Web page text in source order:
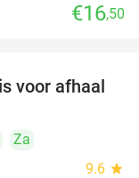
€16,50
48%
voor afhaal
Za
9.6 star